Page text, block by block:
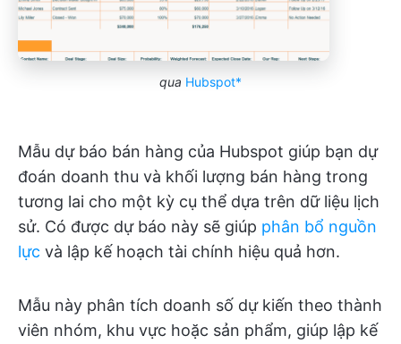
qua Hubspot*
Mẫu dự báo bán hàng của Hubspot giúp bạn dự
đoán doanh thu và khối lượng bán hàng trong
tương lai cho một kỳ cụ thể dựa trên dữ liệu lịch
sử. Có được dự báo này sẽ giúp phân bổ nguồn
lực và lập kế hoạch tài chính hiệu quả hơn.
Mẫu này phân tích doanh số dự kiến theo thành
viên nhóm, khu vực hoặc sản phẩm, giúp lập kế